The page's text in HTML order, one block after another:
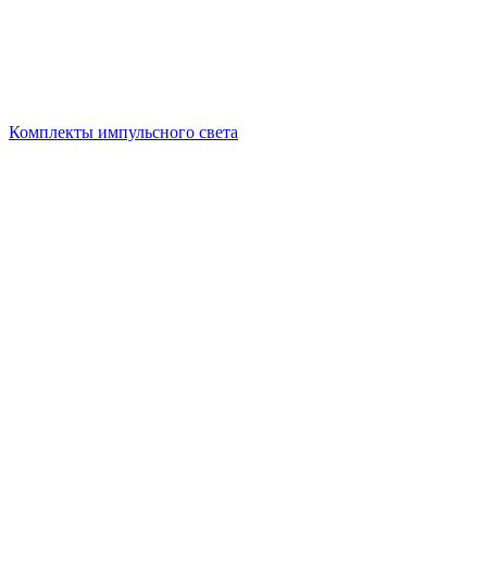
Комплекты импульсного света